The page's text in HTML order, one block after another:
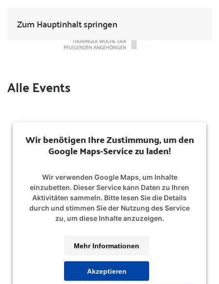
Zum Hauptinhalt springen
Alle Events
Wir benötigen Ihre Zustimmung, um den
Google Maps-Service zu laden!
Wir verwenden Google Maps, um Inhalte
einzubetten. Dieser Service kann Daten zu Ihren
Aktivitäten sammeln. Bitte lesen Sie die Details
durch und stimmen Sie der Nutzung des Service
zu, um diese Inhalte anzuzeigen.
Mehr Informationen
Akzeptieren